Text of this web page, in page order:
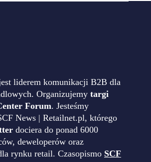
liderem komunikacji B2B dla
Organizujemy targi
Forum. Jesteśmy
News | Retailnet.pl, którego
dociera do ponad 6000
deweloperów oraz
rynku retail. Czasopismo SCF